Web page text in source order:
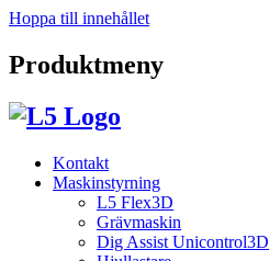
Hoppa till innehållet
Produktmeny
Kontakt
Maskinstyrning
L5 Flex3D
Grävmaskin
Dig Assist Unicontrol3D